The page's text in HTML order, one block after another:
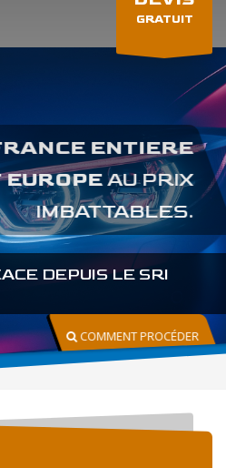
GRATUIT
ENTIERE
EUROPEAU PRIX
IMBATTABLES.
DEPUIS LE SRI
COMMENT PROCÉDER